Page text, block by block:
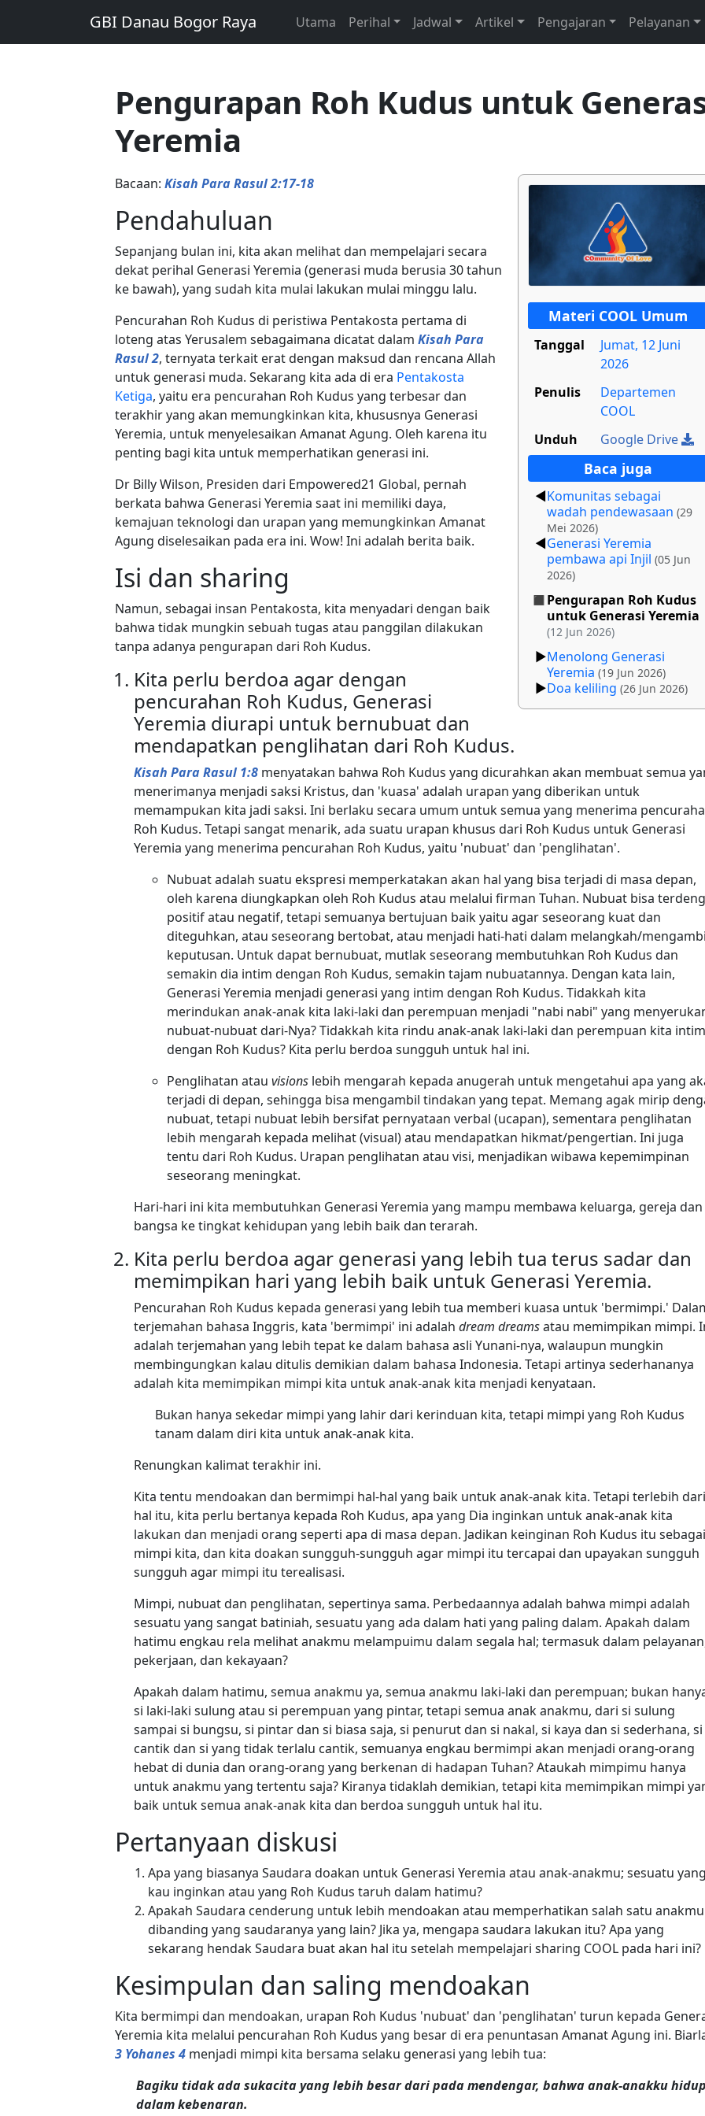
GBI Danau Bogor Raya Utama Perihal Jadwal Artikel Pengajaran Pelayanan
Pengurapan Roh Kudus untuk
Yeremia
Materi COOL Umum
Tanggal
Jumat, 12 Juni
2026
Penulis
Departemen
COOL
Unduh
Google Drive
Baca juga
Komunitas sebagai
wadah pendewasaan (29
Mei 2026)
Generasi Yeremia
pembawa api Injil (05 Jun
2026)
Pengurapan Roh Kudus
untuk Generasi Yeremia
(12 Jun 2026)
Menolong Generasi
Yeremia (19 Jun 2026)
Doa keliling (26 Jun 2026)
Bacaan: Kisah Para Rasul 2:17-18
Pendahuluan
Sepanjang bulan ini, kita akan melihat dan mempelajari secara
dekat perihal Generasi Yeremia (generasi muda berusia 30 tahun
ke bawah), yang sudah kita mulai lakukan mulai minggu lalu.
Pencurahan Roh Kudus di peristiwa Pentakosta pertama di
loteng atas Yerusalem sebagaimana dicatat dalam Kisah Para
Rasul 2, ternyata terkait erat dengan maksud dan rencana Allah
untuk generasi muda. Sekarang kita ada di era Pentakosta
Ketiga, yaitu era pencurahan Roh Kudus yang terbesar dan
terakhir yang akan memungkinkan kita, khususnya Generasi
Yeremia, untuk menyelesaikan Amanat Agung. Oleh karena itu
penting bagi kita untuk memperhatikan generasi ini.
Dr Billy Wilson, Presiden dari Empowered21 Global, pernah
berkata bahwa Generasi Yeremia saat ini memiliki daya,
kemajuan teknologi dan urapan yang memungkinkan Amanat
Agung diselesaikan pada era ini. Wow! Ini adalah berita baik.
Isi dan sharing
Namun, sebagai insan Pentakosta, kita menyadari dengan baik
bahwa tidak mungkin sebuah tugas atau panggilan dilakukan
tanpa adanya pengurapan dari Roh Kudus.
Kita perlu berdoa agar dengan
pencurahan Roh Kudus, Generasi
Yeremia diurapi untuk bernubuat dan
mendapatkan penglihatan dari Roh Kudus.
Kisah Para Rasul 1:8 menyatakan bahwa Roh Kudus yang dicurahkan akan membuat semua
menerimanya menjadi saksi Kristus, dan 'kuasa' adalah urapan yang diberikan untuk
memampukan kita jadi saksi. Ini berlaku secara umum untuk semua yang menerima
Roh Kudus. Tetapi sangat menarik, ada suatu urapan khusus dari Roh Kudus untuk Generasi
Yeremia yang menerima pencurahan Roh Kudus, yaitu 'nubuat' dan 'penglihatan'.
Nubuat adalah suatu ekspresi memperkatakan akan hal yang bisa terjadi di masa depan,
oleh karena diungkapkan oleh Roh Kudus atau melalui firman Tuhan. Nubuat bisa
positif atau negatif, tetapi semuanya bertujuan baik yaitu agar seseorang kuat dan
diteguhkan, atau seseorang bertobat, atau menjadi hati-hati dalam melangkah/
keputusan. Untuk dapat bernubuat, mutlak seseorang membutuhkan Roh Kudus dan
semakin dia intim dengan Roh Kudus, semakin tajam nubuatannya. Dengan kata lain,
Generasi Yeremia menjadi generasi yang intim dengan Roh Kudus. Tidakkah kita
merindukan anak-anak kita laki-laki dan perempuan menjadi "nabi nabi" yang
nubuat-nubuat dari-Nya? Tidakkah kita rindu anak-anak laki-laki dan perempuan kita intim
dengan Roh Kudus? Kita perlu berdoa sungguh untuk hal ini.
Penglihatan atau visionslebih mengarah kepada anugerah untuk mengetahui apa yang
terjadi di depan, sehingga bisa mengambil tindakan yang tepat. Memang agak mirip
nubuat, tetapi nubuat lebih bersifat pernyataan verbal (ucapan), sementara penglihatan
lebih mengarah kepada melihat (visual) atau mendapatkan hikmat/pengertian. Ini juga
tentu dari Roh Kudus. Urapan penglihatan atau visi, menjadikan wibawa kepemimpinan
seseorang meningkat.
Hari-hari ini kita membutuhkan Generasi Yeremia yang mampu membawa keluarga, gereja dan
bangsa ke tingkat kehidupan yang lebih baik dan terarah.
Kita perlu berdoa agar generasi yang lebih tua terus sadar dan
memimpikan hari yang lebih baik untuk Generasi Yeremia.
Pencurahan Roh Kudus kepada generasi yang lebih tua memberi kuasa untuk 'bermimpi.'
terjemahan bahasa Inggris, kata 'bermimpi' ini adalah dream dreamsatau memimpikan mimpi.
adalah terjemahan yang lebih tepat ke dalam bahasa asli Yunani-nya, walaupun mungkin
membingungkan kalau ditulis demikian dalam bahasa Indonesia. Tetapi artinya sederhananya
adalah kita memimpikan mimpi kita untuk anak-anak kita menjadi kenyataan.
Bukan hanya sekedar mimpi yang lahir dari kerinduan kita, tetapi mimpi yang Roh Kudus
tanam dalam diri kita untuk anak-anak kita.
Renungkan kalimat terakhir ini.
Kita tentu mendoakan dan bermimpi hal-hal yang baik untuk anak-anak kita. Tetapi terlebih dari
hal itu, kita perlu bertanya kepada Roh Kudus, apa yang Dia inginkan untuk anak-anak kita
lakukan dan menjadi orang seperti apa di masa depan. Jadikan keinginan Roh Kudus itu sebagai
mimpi kita, dan kita doakan sungguh-sungguh agar mimpi itu tercapai dan upayakan sungguh
sungguh agar mimpi itu terealisasi.
Mimpi, nubuat dan penglihatan, sepertinya sama. Perbedaannya adalah bahwa mimpi adalah
sesuatu yang sangat batiniah, sesuatu yang ada dalam hati yang paling dalam. Apakah dalam
hatimu engkau rela melihat anakmu melampuimu dalam segala hal; termasuk dalam
pekerjaan, dan kekayaan?
Apakah dalam hatimu, semua anakmu ya, semua anakmu laki-laki dan perempuan; bukan
si laki-laki sulung atau si perempuan yang pintar, tetapi semua anak anakmu, dari si sulung
sampai si bungsu, si pintar dan si biasa saja, si penurut dan si nakal, si kaya dan si sederhana, si
cantik dan si yang tidak terlalu cantik, semuanya engkau bermimpi akan menjadi orang-orang
hebat di dunia dan orang-orang yang berkenan di hadapan Tuhan? Ataukah mimpimu hanya
untuk anakmu yang tertentu saja? Kiranya tidaklah demikian, tetapi kita memimpikan mimpi
baik untuk semua anak-anak kita dan berdoa sungguh untuk hal itu.
Pertanyaan diskusi
Apa yang biasanya Saudara doakan untuk Generasi Yeremia atau anak-anakmu; sesuatu yang
kau inginkan atau yang Roh Kudus taruh dalam hatimu?
Apakah Saudara cenderung untuk lebih mendoakan atau memperhatikan salah satu anakmu
dibanding yang saudaranya yang lain? Jika ya, mengapa saudara lakukan itu? Apa yang
sekarang hendak Saudara buat akan hal itu setelah mempelajari sharing COOL pada hari ini?
Kesimpulan dan saling mendoakan
Kita bermimpi dan mendoakan, urapan Roh Kudus 'nubuat' dan 'penglihatan' turun kepada
Yeremia kita melalui pencurahan Roh Kudus yang besar di era penuntasan Amanat Agung ini.
3 Yohanes 4 menjadi mimpi kita bersama selaku generasi yang lebih tua:
Bagiku tidak ada sukacita yang lebih besar dari pada mendengar, bahwa anak-anakku hidup
dalam kebenaran.